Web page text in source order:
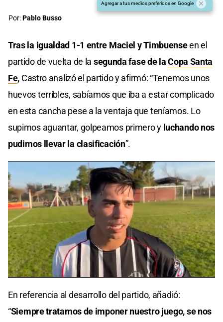
Agregar a tus medios preferidos en Google
Por:Pablo Busso
Tras la igualdad 1-1 entre Maciel y Timbuenseen el
partido de vuelta de la segunda fase de laCopa Santa
Fe, Castro analizó el partido y afirmó: “Tenemos unos
huevos terribles, sabíamos que iba a estar complicado
en esta cancha pese a la ventaja que teníamos. Lo
supimos aguantar, golpeamos primero y luchando nos
pudimos llevar la clasificación”.
En referencia al desarrollo del partido, añadió:
“Siempre tratamos de imponer nuestro juego, se nos